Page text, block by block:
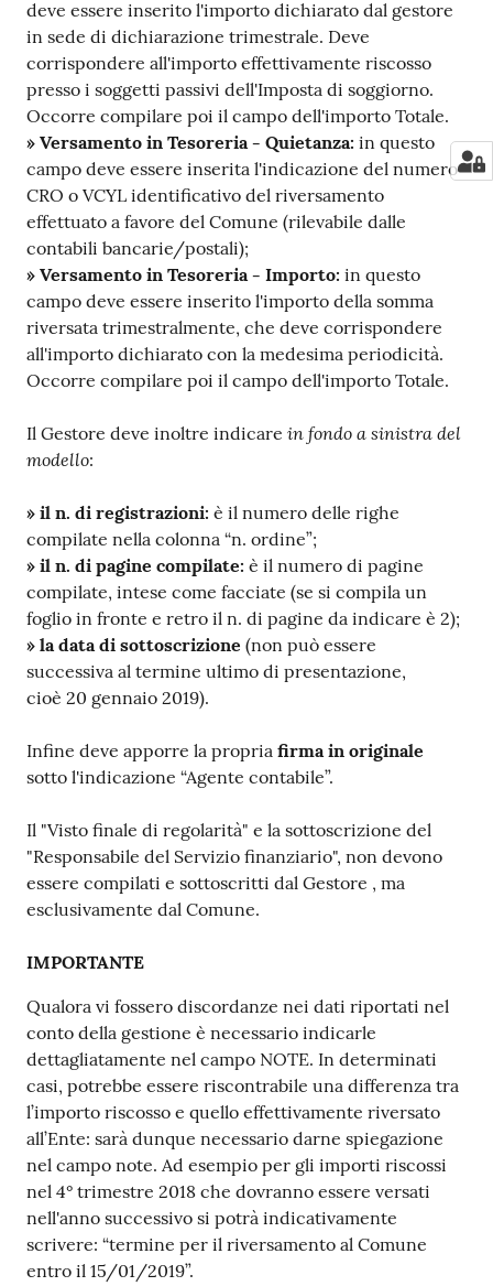
deve essere inserito l'importo dichiarato dal gestore
in sede di dichiarazione trimestrale. Deve
corrispondere all'importo effettivamente riscosso
presso i soggetti passivi dell'Imposta di soggiorno.
Occorre compilare poi il campo dell'importo Totale.
» Versamento in Tesoreria - Quietanza: in questo
campo deve essere inserita l'indicazione del numero
CRO o VCYL identificativo del riversamento
effettuato a favore del Comune (rilevabile dalle
contabili bancarie/postali);
» Versamento in Tesoreria - Importo: in questo
campo deve essere inserito l'importo della somma
riversata trimestralmente, che deve corrispondere
all'importo dichiarato con la medesima periodicità.
Occorre compilare poi il campo dell'importo Totale.
Il Gestore deve inoltre indicare in fondo a sinistra del
modello:
» il n. di registrazioni: è il numero delle righe
compilate nella colonna “n. ordine”;
» il n. di pagine compilate: è il numero di pagine
compilate, intese come facciate (se si compila un
foglio in fronte e retro il n. di pagine da indicare è 2);
» la data di sottoscrizione (non può essere
successiva al termine ultimo di presentazione,
cioè 20 gennaio 2019).
Infine deve apporre la propria firma in originale
sotto l'indicazione “Agente contabile”.
Il "Visto finale di regolarità" e la sottoscrizione del
"Responsabile del Servizio finanziario", non devono
essere compilati e sottoscritti dal Gestore , ma
esclusivamente dal Comune.
IMPORTANTE
Qualora vi fossero discordanze nei dati riportati nel
conto della gestione è necessario indicarle
dettagliatamente nel campo NOTE. In determinati
casi, potrebbe essere riscontrabile una differenza tra
l’importo riscosso e quello effettivamente riversato
all’Ente: sarà dunque necessario darne spiegazione
nel campo note. Ad esempio per gli importi riscossi
nel 4° trimestre 2018 che dovranno essere versati
nell'anno successivo si potrà indicativamente
scrivere: “termine per il riversamento al Comune
entro il 15/01/2019”.